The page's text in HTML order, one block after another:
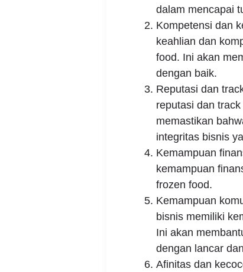
dalam mencapai
Kompetensi dan
keahlian dan
food. Ini akan
dengan baik.
Reputasi dan
reputasi dan
memastikan
integritas bisnis
Kemampuan
kemampuan
frozen food.
Kemampuan
bisnis memiliki
Ini akan
dengan lancar
Afinitas dan